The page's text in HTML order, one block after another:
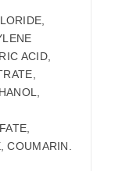
ACID,
COUMARIN.